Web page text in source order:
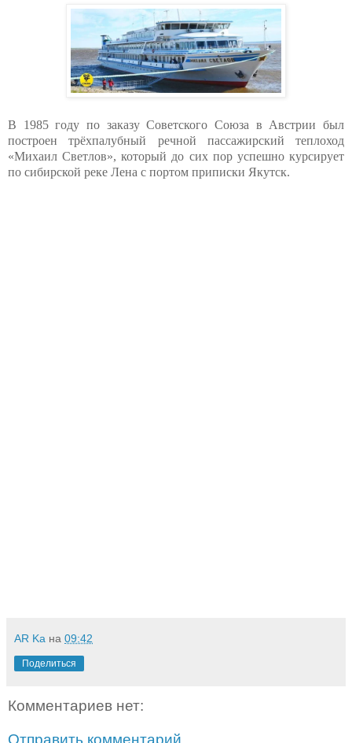
В 1985 году по заказу Советского Союза в Австрии был
построен трёхпалубный речной пассажирский теплоход
«Михаил Светлов», который до сих пор успешно курсирует
по сибирской реке Лена с портом приписки Якутск.
AR Ka на 09:42
Поделиться
Комментариев нет:
Отправить комментарий